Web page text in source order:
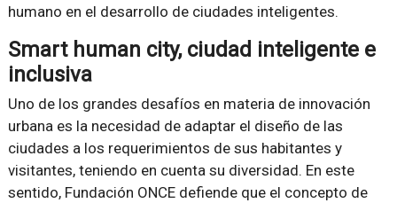
humano en el desarrollo de ciudades inteligentes.
Smart human city, ciudad inteligente e
inclusiva
Uno de los grandes desafíos en materia de innovación
urbana es la necesidad de adaptar el diseño de las
ciudades a los requerimientos de sus habitantes y
visitantes, teniendo en cuenta su diversidad. En este
sentido, Fundación ONCE defiende que el concepto de